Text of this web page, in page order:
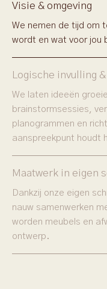
Visie & omgeving
We nemen de tijd om
wordt en wat voor jou
Logische invulling
We laten ideeën
brainstormsessies,
planogrammen en
aanspreekpunt houdt
Maatwerk in eigen
Dankzij onze eigen
nauw samenwerken
worden meubels en
ontwerp.